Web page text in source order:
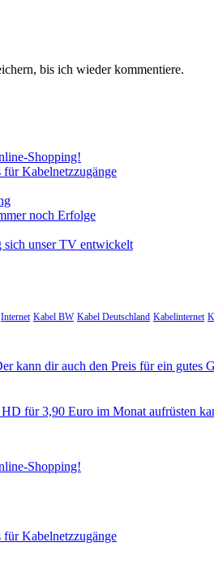
bis ich wieder kommentiere.
Shopping!
Kabelnetzzugänge
noch Erfolge
sich unser TV entwickelt
Internet Kabel BW Kabel Deutschland Kabelinternet
kann dir auch den Preis für ein gutes
für 3,90 Euro im Monat aufrüsten
Shopping!
Kabelnetzzugänge